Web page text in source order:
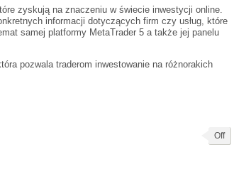
zyskują na znaczeniu w świecie inwestycji online.
informacji dotyczących firm czy usług, które
samej platformy MetaTrader 5 a także jej panelu
pozwala traderom inwestowanie na różnorakich
Off